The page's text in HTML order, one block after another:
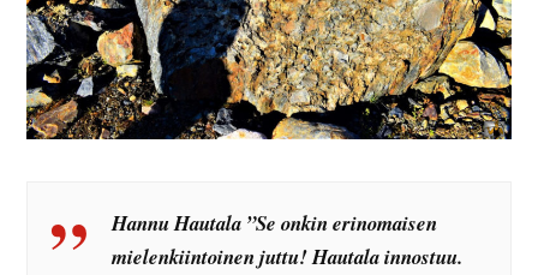
Hannu Hautala ”Se onkin erinomaisen
mielenkiintoinen juttu! Hautala innostuu.